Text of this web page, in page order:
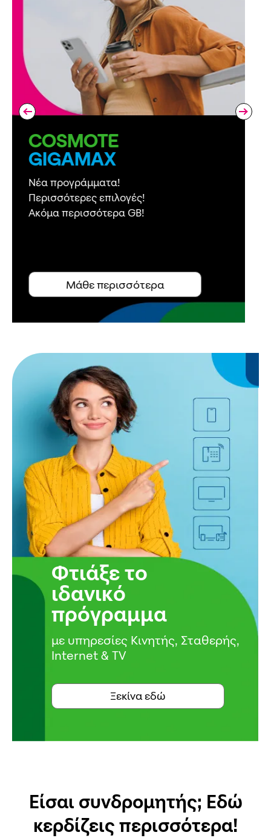
COSMOTE
5G WiFi
Γρήγορο Ιnternet στο σπίτι,
παντού στην Ελλάδα,
ΤΩΡΑ
Μάθε περισσότερα
Φτιάξε το
ιδανικό
πρόγραμμα
με υπηρεσίες Κινητής, Σταθερής,
Internet & TV
Ξεκίνα εδώ
Είσαι συνδρομητής; Εδώ
κερδίζεις περισσότερα!